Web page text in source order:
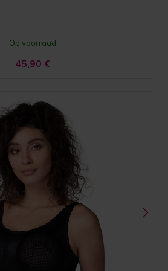
Op voorraad
45,90 €